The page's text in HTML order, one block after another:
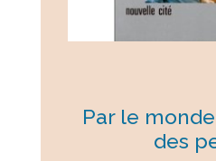
Par le
des